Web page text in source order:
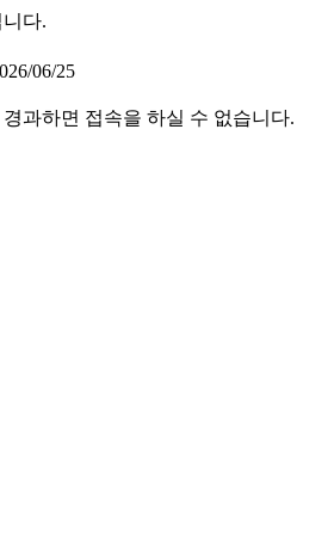
다.
06/25
과하면 접속을 하실 수 없습니다.